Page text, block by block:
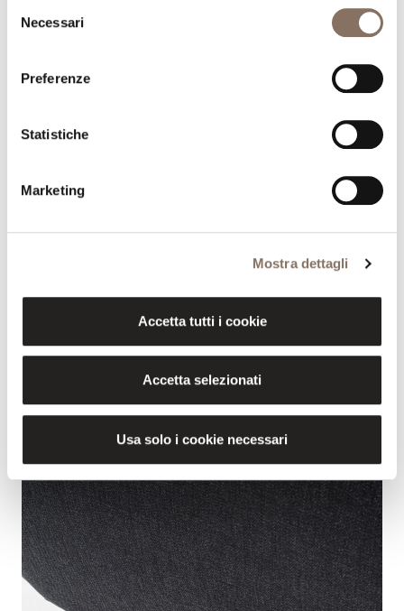
delNecessari
Preferenze
Statistiche
Marketing
Mostra dettagli
Accetta tutti i cookie
Accetta selezionati
Usa solo i cookie necessari